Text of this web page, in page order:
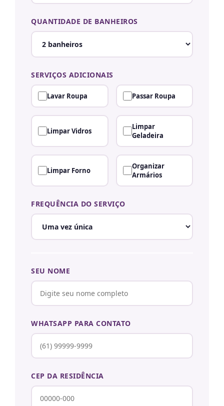
QUANTIDADE DE BANHEIROS
SERVIÇOS ADICIONAIS
Lavar Roupa Passar Roupa
Limpar Vidros
Limpar
Geladeira
Limpar Forno
Organizar
Armários
FREQUÊNCIA DO SERVIÇO
SEU NOME
WHATSAPP PARA CONTATO
CEP DA RESIDÊNCIA